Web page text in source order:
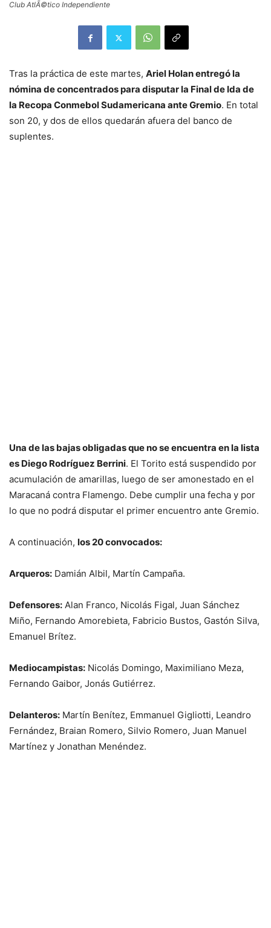
Club AtlÃ©tico Independiente
Tras la práctica de este martes, Ariel Holan entregó la
nómina de concentrados para disputar la Final de Ida de
la Recopa Conmebol Sudamericana ante Gremio. En total
son 20, y dos de ellos quedarán afuera del banco de
suplentes.
Una de las bajas obligadas que no se encuentra en la lista
es Diego Rodríguez Berrini. El Torito está suspendido por
acumulación de amarillas, luego de ser amonestado en el
Maracaná contra Flamengo. Debe cumplir una fecha y por
lo que no podrá disputar el primer encuentro ante Gremio.
A continuación, los 20 convocados:
Arqueros: Damián Albil, Martín Campaña.
Defensores: Alan Franco, Nicolás Figal, Juan Sánchez
Miño, Fernando Amorebieta, Fabricio Bustos, Gastón Silva,
Emanuel Brítez.
Mediocampistas: Nicolás Domingo, Maximiliano Meza,
Fernando Gaibor, Jonás Gutiérrez.
Delanteros: Martín Benítez, Emmanuel Gigliotti, Leandro
Fernández, Braian Romero, Silvio Romero, Juan Manuel
Martínez y Jonathan Menéndez.